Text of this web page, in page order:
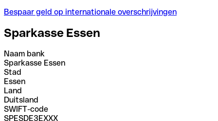
Bespaar geld op internationale overschrijvingen
Sparkasse Essen
Naam bank
Sparkasse Essen
Stad
Essen
Land
Duitsland
SWIFT-code
SPESDE3EXXX